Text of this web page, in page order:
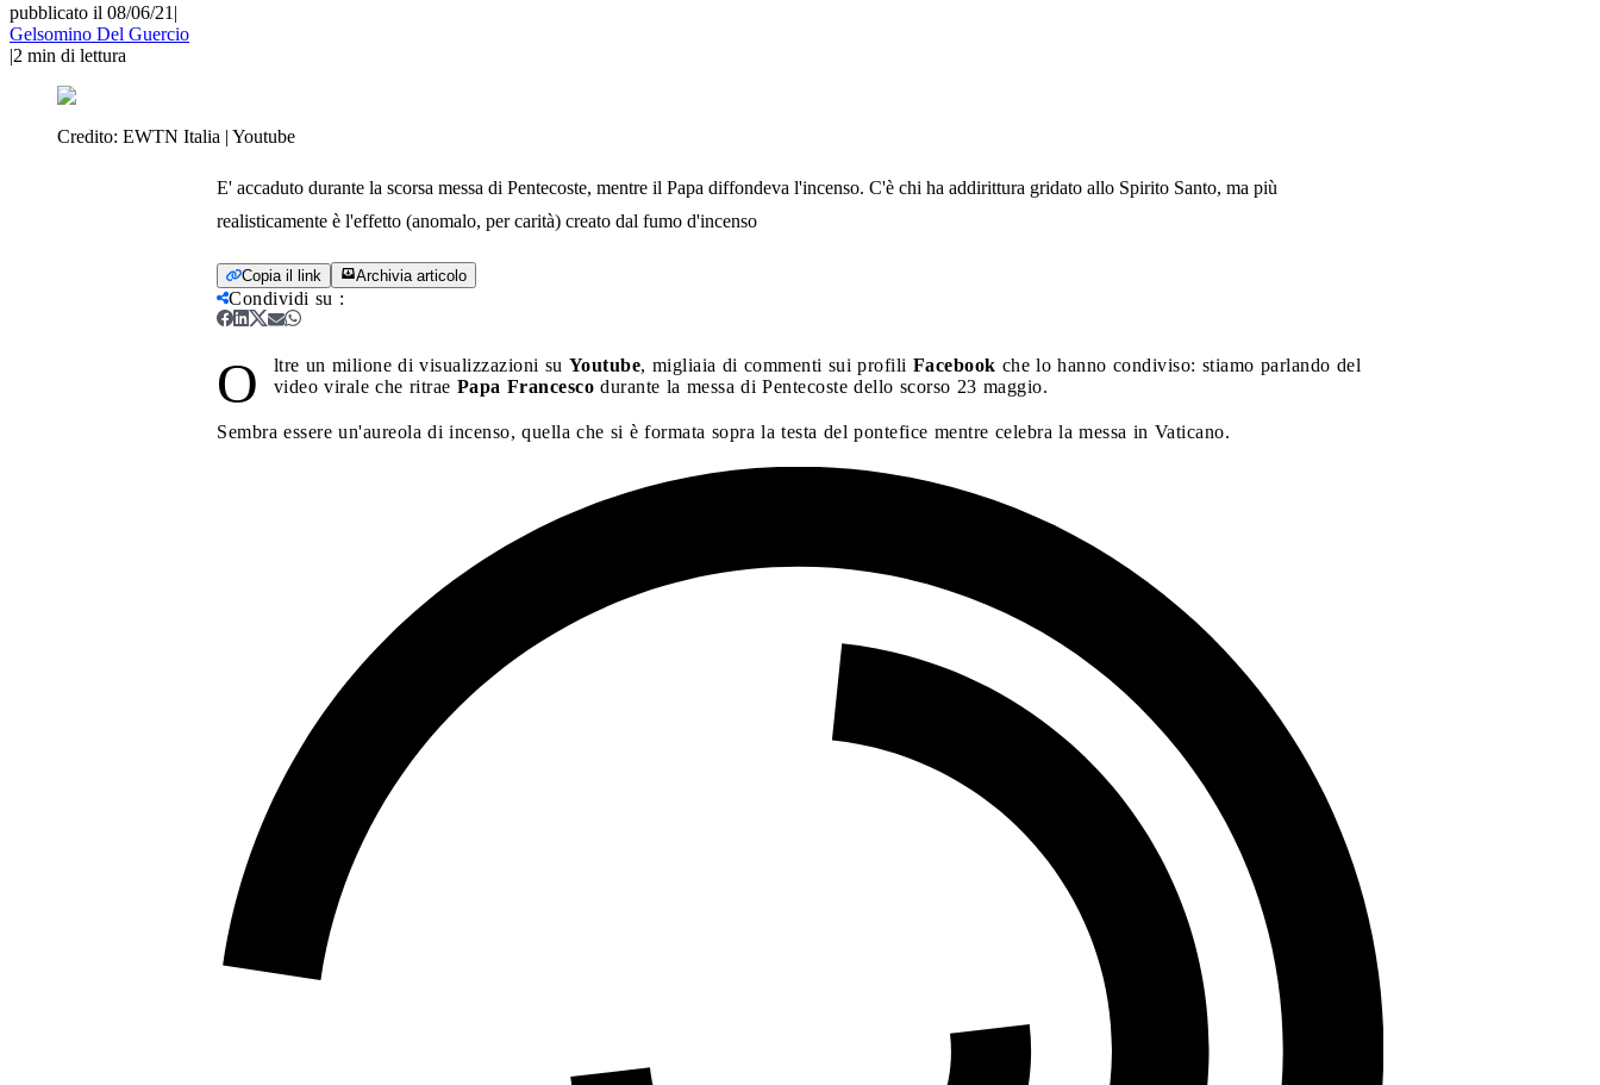
pubblicato il 08/06/21 |
Gelsomino Del Guercio
|2 min di lettura
Credito: EWTN Italia | Youtube
E' accaduto durante la scorsa messa di Pentecoste, mentre il Papa diffondeva l'incenso. C'è chi ha addirittura gridato allo Spirito Santo, ma più
realisticamente è l'effetto (anomalo, per carità) creato dal fumo d'incenso
Copia il link Archivia articolo
Condividi su :
O ltre un milione di visualizzazioni su Youtube, migliaia di commenti sui profili Facebook che lo hanno condiviso: stiamo parlando del
video virale che ritrae Papa Francesco durante la messa di Pentecoste dello scorso 23 maggio.
Sembra essere un'aureola di incenso, quella che si è formata sopra la testa del pontefice mentre celebra la messa in Vaticano.